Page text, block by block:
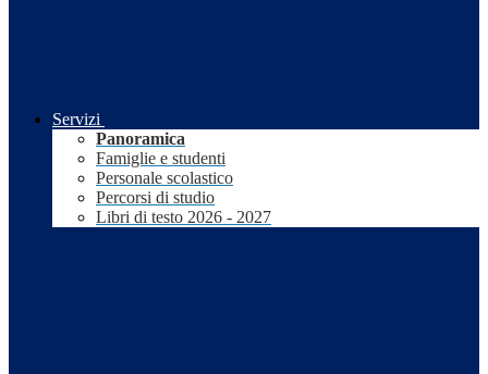
Servizi
Panoramica
Famiglie e studenti
Personale scolastico
Percorsi di studio
Libri di testo 2026 - 2027